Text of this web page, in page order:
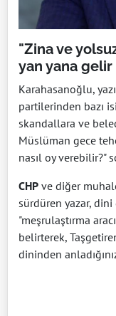
"Zina ve
yan yana gelir
Karahasanoğlu,
partilerinden bazı
skandallara ve
Müslüman gece
nasıl oy verebilir?"
CHP ve diğer
sürdüren yazar,
"meşrulaştırma
belirterek,
dininden